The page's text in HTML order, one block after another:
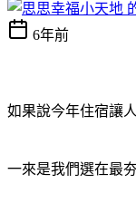
6年前
如果說今年住宿讓
一來是我們選在最